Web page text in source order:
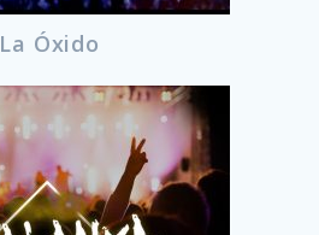
La Óxido